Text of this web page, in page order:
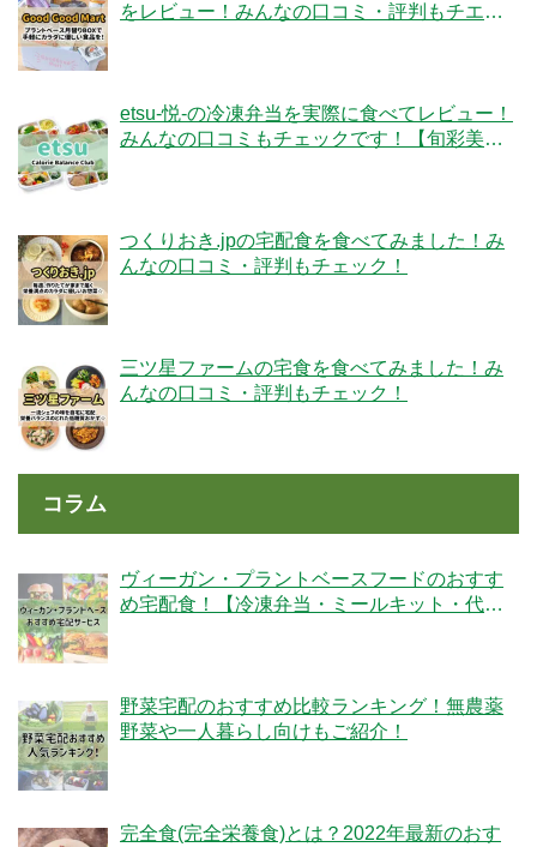
をレビュー！みんなの口コミ・評判もチエッ
etsu-悦-の冷凍弁当を実際に食べてレビュー！
みんなの口コミもチェックです！【旬彩美
つくりおき.jpの宅配食を食べてみました！み
んなの口コミ・評判もチェック！
三ツ星ファームの宅食を食べてみました！み
んなの口コミ・評判もチェック！
コラム
ヴィーガン・プラントベースフードのおすす
め宅配食！【冷凍弁当・ミールキット・代替
野菜宅配のおすすめ比較ランキング！無農薬
野菜や一人暮らし向けもご紹介！
完全食(完全栄養食)とは？2022年最新のおす